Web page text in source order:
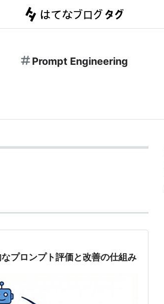
Prompt Engineering
プロンプト評価と改善の仕組み